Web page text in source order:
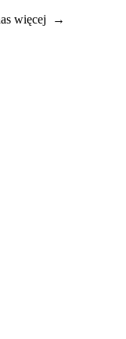
więcej →